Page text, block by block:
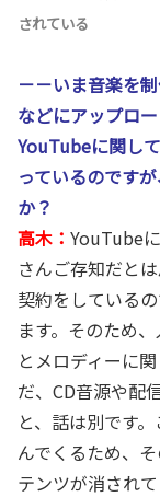
されている
－－いま音楽を
などにアップロ
YouTubeに関し
っているのです
か？
高木： YouTube
さんご存知だと
契約をしている
ます。そのため
とメロディーに
だ、CD音源や配
と、話は別です
んでくるため、
テンツが消され